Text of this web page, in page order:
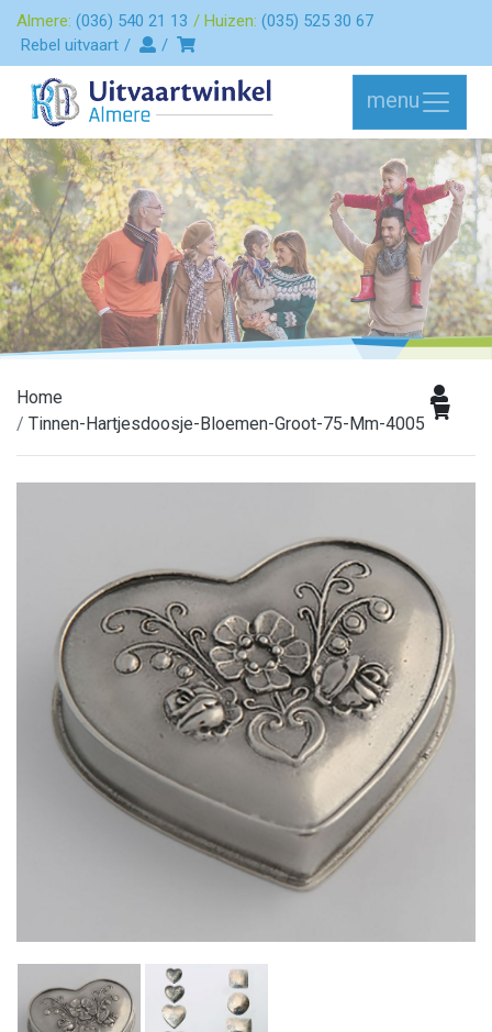
Almere: (036) 540 21 13 Huizen: (035) 525 30 67
Rebel uitvaart
menu
Home
Tinnen-Hartjesdoosje-Bloemen-Groot-75-Mm-4005